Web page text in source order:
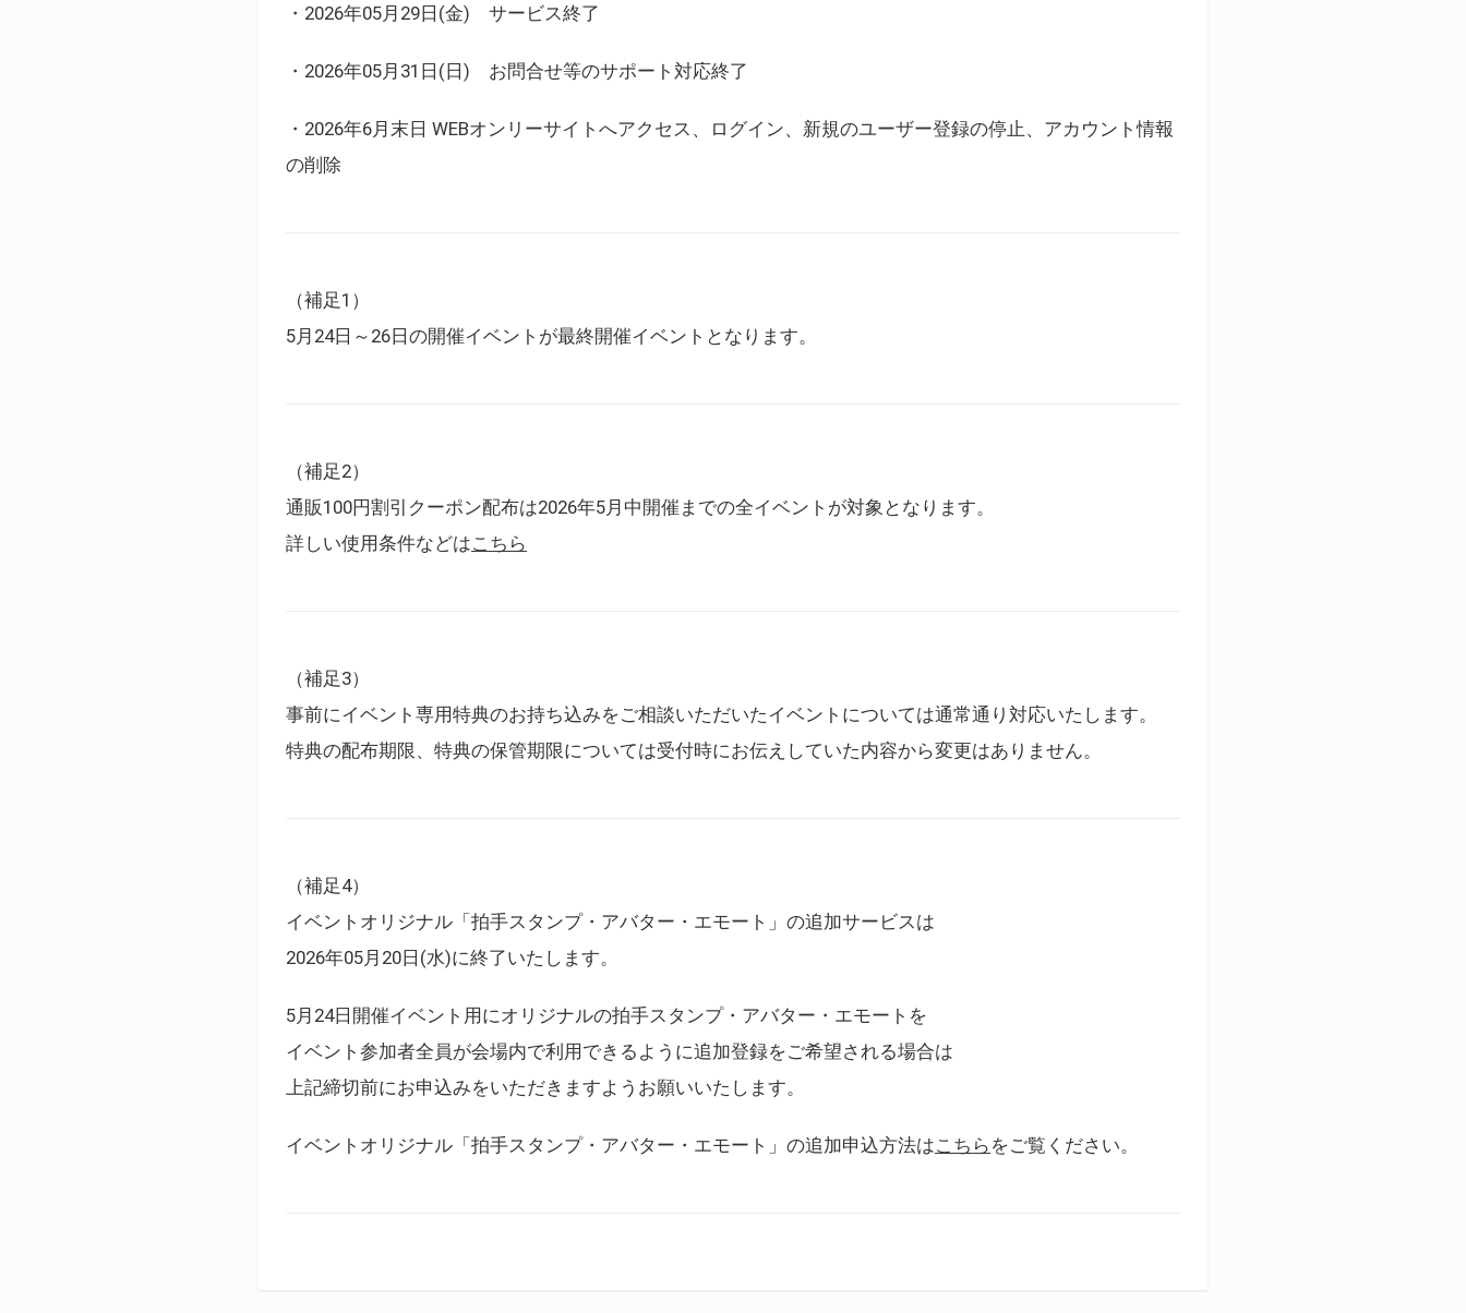
・2026年05月29日(金) サービス終了
・2026年05月31日(日) お問合せ等のサポート対応終了
・2026年6月末日 WEBオンリーサイトへアクセス、ログイン、新規のユーザー登録の停止、アカウント情報
の削除
（補足1）
5月24日～26日の開催イベントが最終開催イベントとなります。
（補足2）
通販100円割引クーポン配布は2026年5月中開催までの全イベントが対象となります。
詳しい使用条件などはこちら
（補足3）
事前にイベント専用特典のお持ち込みをご相談いただいたイベントについては通常通り対応いたします。
特典の配布期限、特典の保管期限については受付時にお伝えしていた内容から変更はありません。
（補足4）
イベントオリジナル「拍手スタンプ・アバター・エモート」の追加サービスは
2026年05月20日(水)に終了いたします。
5月24日開催イベント用にオリジナルの拍手スタンプ・アバター・エモートを
イベント参加者全員が会場内で利用できるように追加登録をご希望される場合は
上記締切前にお申込みをいただきますようお願いいたします。
イベントオリジナル「拍手スタンプ・アバター・エモート」の追加申込方法はこちら をご覧ください。